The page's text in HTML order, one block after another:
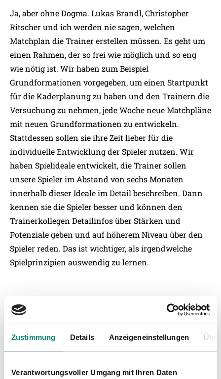
Zustimmung Details Anzeigeneinstellungen
Verantwortungsvoller Umgang mit Ihren Daten
Ja, aber ohne Dogma. Lukas Brandl, Christopher
Ritscher und ich werden nie sagen, welchen
Matchplan die Trainer erstellen müssen. Es geht um
einen Rahmen, der so frei wie möglich und so eng
wie nötig ist. Wir haben zum Beispiel
Grundformationen vorgegeben, um einen Startpunkt
für die Kaderplanung zu haben und den Trainern die
Versuchung zu nehmen, jede Woche neue Matchpläne
mit neuen Grundformationen zu entwickeln.
Stattdessen sollen sie ihre Zeit lieber für die
individuelle Entwicklung der Spieler nutzen. Wir
haben Spielideale entwickelt, die Trainer sollen
unsere Spieler im Abstand von sechs Monaten
innerhalb dieser Ideale im Detail beschreiben. Dann
kennen sie die Spieler besser und können den
Trainerkollegen Detailinfos über Stärken und
Potenziale geben und auf höherem Niveau über den
Spieler reden. Das ist wichtiger, als irgendwelche
Spielprinzipien auswendig zu lernen.
österreichische Talente zum Einsatz? Wie siehst du
diese Entwicklung? Wie schafft man hier wieder
einen Turnaround?
österreichische Fußball nur mit guten